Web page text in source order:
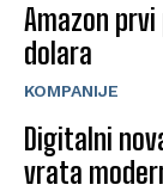
Amazon
dolara
KOMPANIJE
Digitalni
vrata